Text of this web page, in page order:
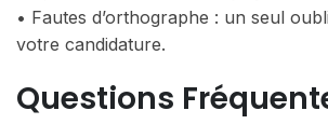
• Fautes d’orthographe : un seul
votre candidature.
Questions